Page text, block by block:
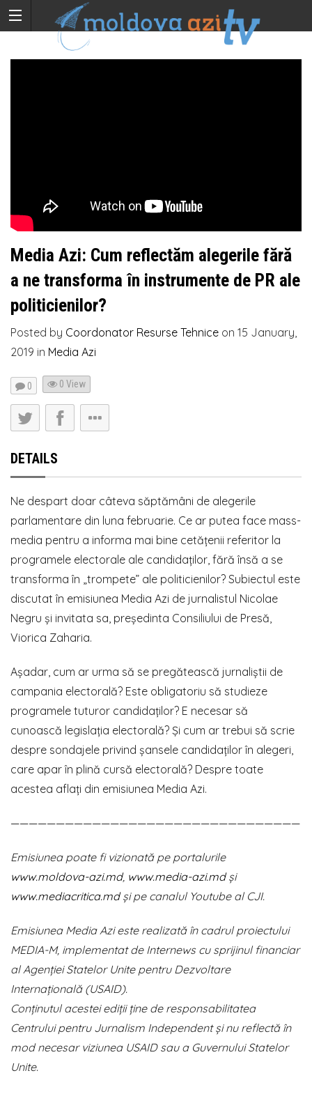
Media Azi: Cum reflectăm alegerile fără
a ne transforma în instrumente de PR ale
politicienilor?
Posted by Coordonator Resurse Tehnice on 15 January,
2019 in Media Azi
0 0 View
DETAILS
Ne despart doar câteva săptămâni de alegerile
parlamentare din luna februarie. Ce ar putea face mass-
media pentru a informa mai bine cetățenii referitor la
programele electorale ale candidaților, fără însă a se
transforma în „trompete” ale politicienilor? Subiectul este
discutat în emisiunea Media Azi de jurnalistul Nicolae
Negru și invitata sa, președinta Consiliului de Presă,
Viorica Zaharia.
Așadar, cum ar urma să se pregătească jurnaliștii de
campania electorală? Este obligatoriu să studieze
programele tuturor candidaților? E necesar să
cunoască legislația electorală? Și cum ar trebui să scrie
despre sondajele privind șansele candidaților în alegeri,
care apar în plină cursă electorală? Despre toate
acestea aflați din emisiunea Media Azi.
————————————————————————————————
Emisiunea poate fi vizionată pe portalurile
www.moldova-azi.md, www.media-azi.mdși
www.mediacritica.mdși pe canalul Youtube al CJI.
Emisiunea Media Azi este realizată în cadrul proiectului
MEDIA-M, implementat de Internews cu sprijinul financiar
al Agenției Statelor Unite pentru Dezvoltare
Internațională (USAID).
Conținutul acestei ediții ține de responsabilitatea
Centrului pentru Jurnalism Independent și nu reflectă în
mod necesar viziunea USAID sau a Guvernului Statelor
Unite.